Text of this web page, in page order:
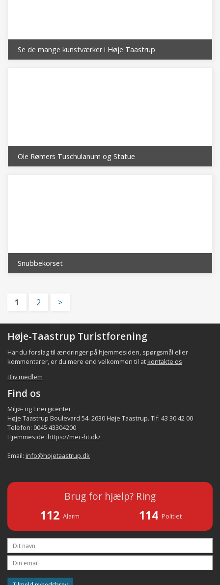
Se de mange kunstværker i Høje Taastrup
Ole Rømers Tuschulanum og Statue
Snubbekorset
1 2 >
Høje-Taastrup Turistforening
Har du forslag til ændringer på hjemmesiden, spørgsmål eller
kommentarer, er du mere end velkommen til at kontakte os.
Bliv medlem
Find os
Miljø- og Energicenter
Høje Taastrup Boulevard 54. 2630 Høje Taastrup. Tlf: 43 30 42 00
Telefon: 0045 43304200
Hjemmeside :https://mec-ht.dk/
Email: info@hojetaastrup.dk
Brug for hjælp? Ring
112 Alarm 114 Politiet